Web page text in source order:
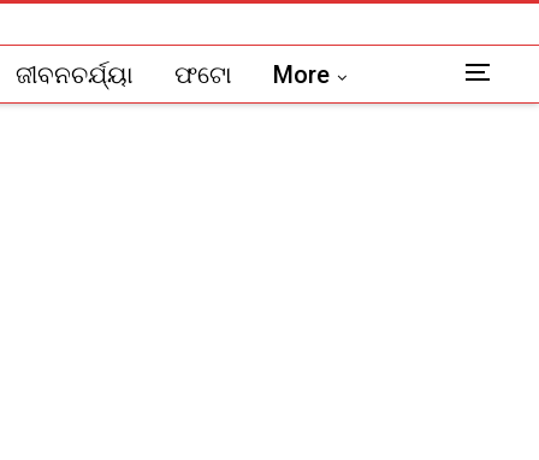
ଜୀବନଚର୍ଯ୍ୟା ଫଟୋ More